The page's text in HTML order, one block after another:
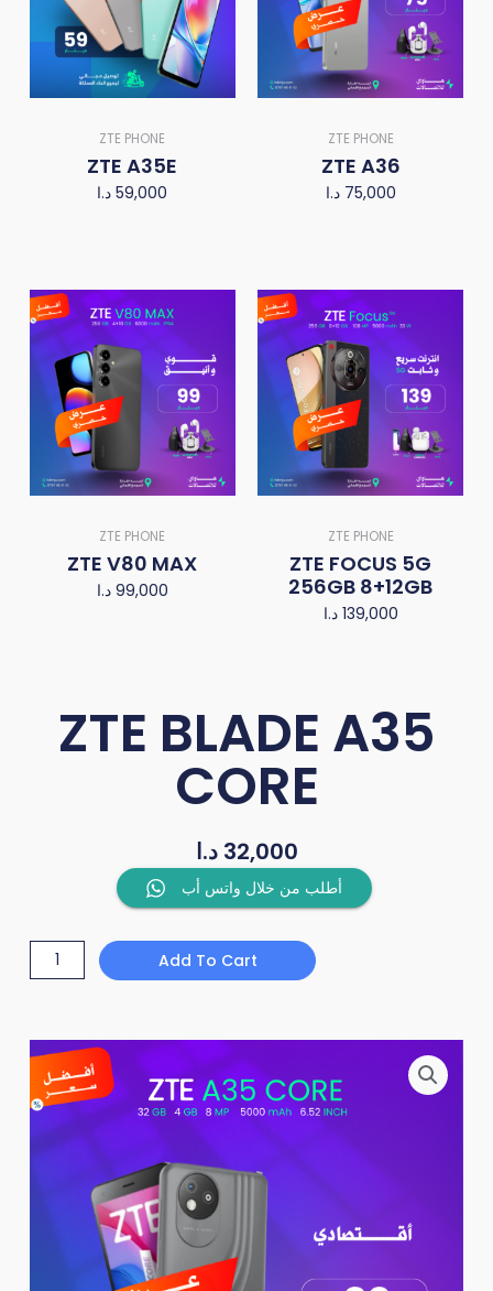
ZTE PHONE
ZTE A35E
59,000 د.ا
ZTE PHONE
ZTE A36
75,000 د.ا
ZTE PHONE
ZTE V80 MAX
99,000 د.ا
ZTE PHONE
ZTE FOCUS 5G
256GB 8+12GB
139,000 د.ا
ZTE BLADE A35
CORE
32,000 د.ا
أطلب من خلال واتس أب
A35
CORE
Add To Cart